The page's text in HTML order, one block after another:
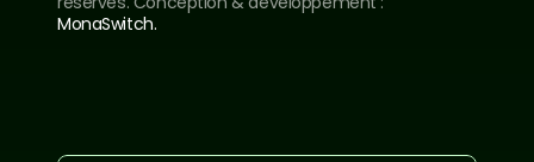
MonaSwitch.